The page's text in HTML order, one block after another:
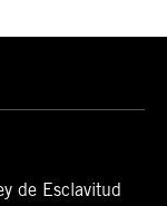
de Esclavitud